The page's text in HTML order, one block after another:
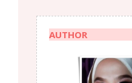
AUTHOR